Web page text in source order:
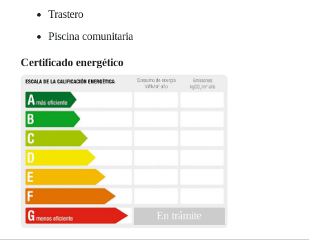
Trastero
Piscina comunitaria
Certificado energético
En trámite